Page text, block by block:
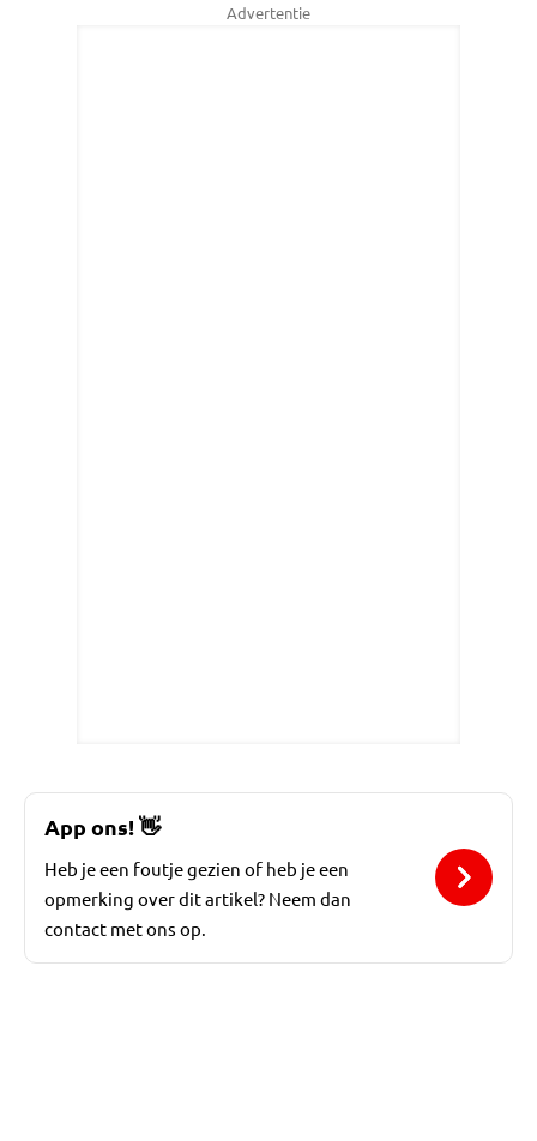
Advertentie
App ons! 👋
Heb je een foutje gezien of heb je een
opmerking over dit artikel? Neem dan
contact met ons op.